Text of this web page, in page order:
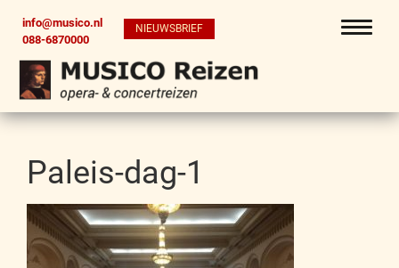
info@musico.nl
088-6870000
NIEUWSBRIEF
Paleis-dag-1